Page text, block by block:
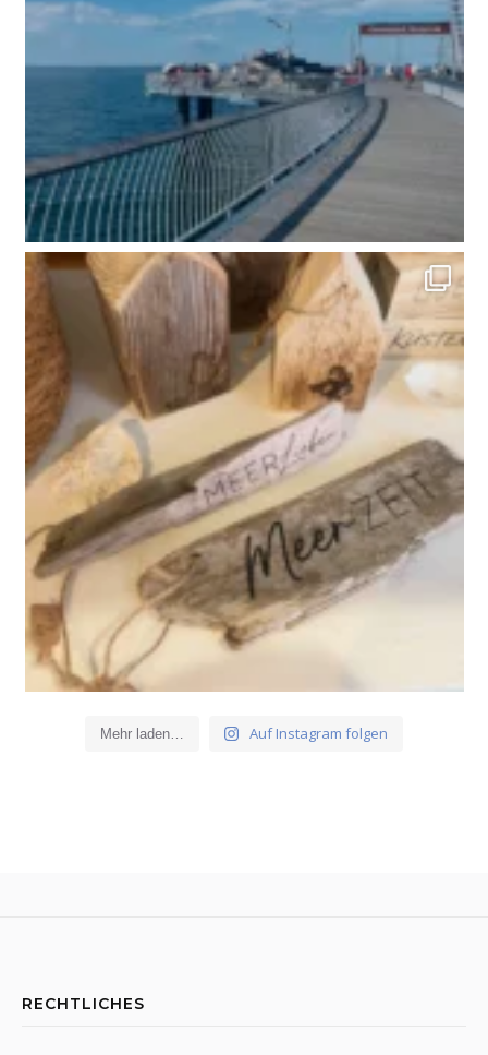
Mehr laden… Auf Instagram folgen
RECHTLICHES